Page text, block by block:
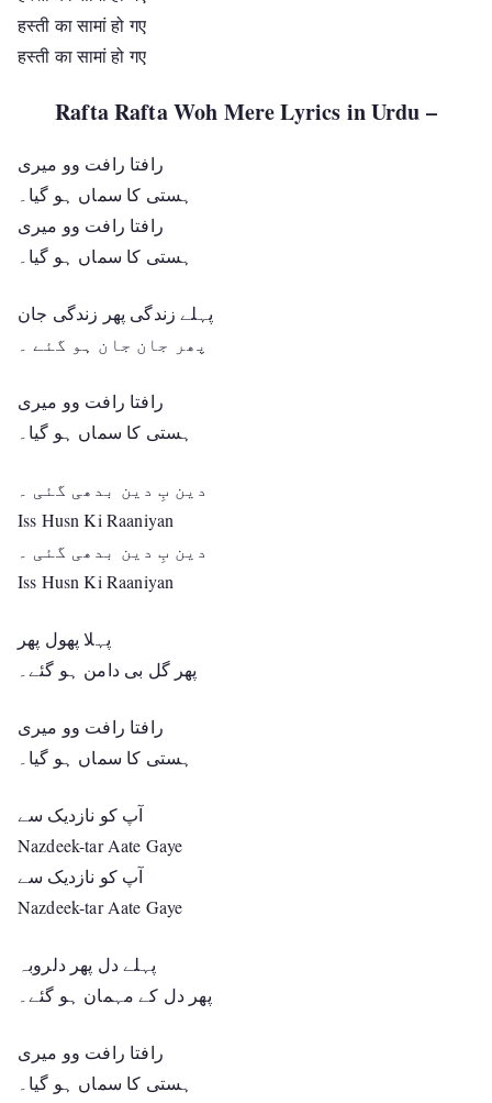
हस्ती का सामां हो गए
हस्ती का सामां हो गए
Rafta Rafta Woh Mere Lyrics in Urdu –
رافتا رافت وو میری
ہستی کا سماں ہو گیا۔
رافتا رافت وو میری
ہستی کا سماں ہو گیا۔
پہلے زندگی پھر زندگی جان
پھر جان جان ہو گئے ۔
رافتا رافت وو میری
ہستی کا سماں ہو گیا۔
دین بِ دین بدھی گئی ۔
Iss Husn Ki Raaniyan
دین بِ دین بدھی گئی ۔
Iss Husn Ki Raaniyan
پہلا پھول پھر
پھر گل بی دامن ہو گئے۔
رافتا رافت وو میری
ہستی کا سماں ہو گیا۔
آپ کو نازدیک سے
Nazdeek-tar Aate Gaye
آپ کو نازدیک سے
Nazdeek-tar Aate Gaye
پہلے دل پھر دلروبہ
پھر دل کے مہمان ہو گئے۔
رافتا رافت وو میری
ہستی کا سماں ہو گیا۔